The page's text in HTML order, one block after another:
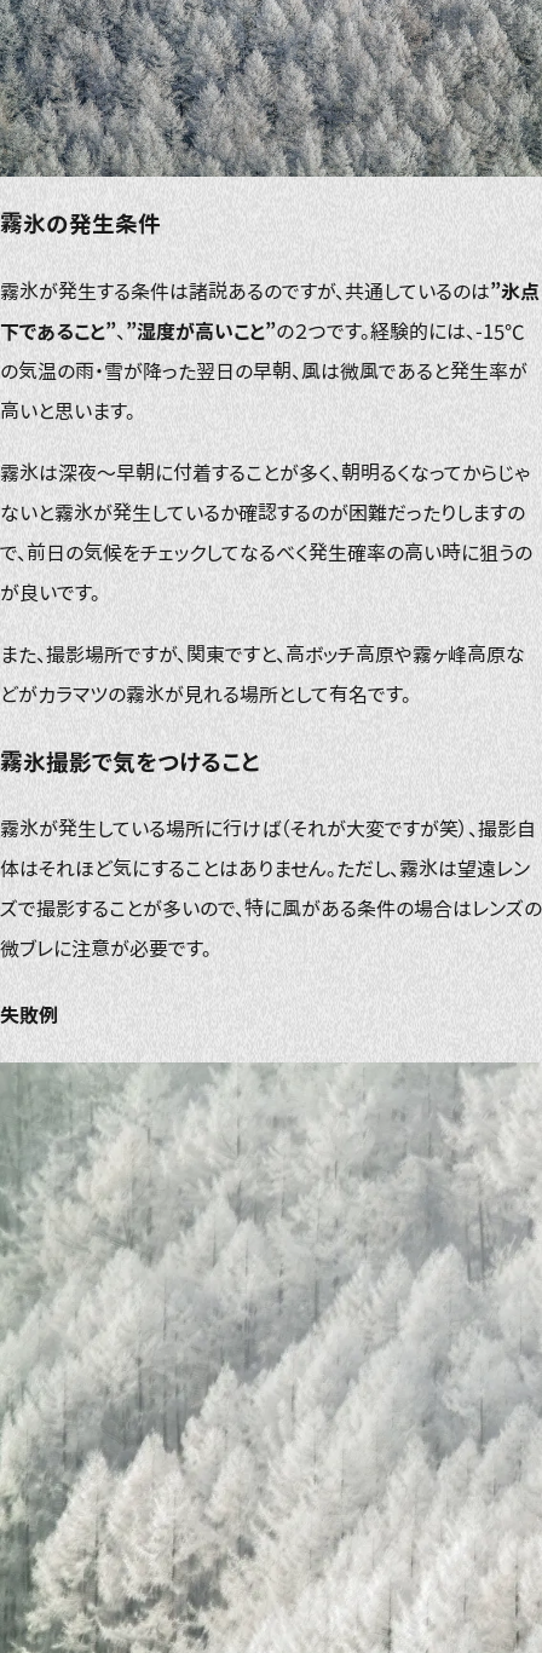
霧氷の発生条件
霧氷が発生する条件は諸説あるのですが、共通しているのは”氷点
下であること”、 ”湿度が高いこと”の２つです。経験的には、-15℃
の気温の雨・雪が降った翌日の早朝、風は微風であると発生率が
高いと思います。
霧氷は深夜〜早朝に付着することが多く、朝明るくなってからじゃ
ないと霧氷が発生しているか確認するのが困難だったりしますの
で、前日の気候をチェックしてなるべく発生確率の高い時に狙うの
が良いです。
また、撮影場所ですが、関東ですと、高ボッチ高原や霧ヶ峰高原な
どがカラマツの霧氷が見れる場所として有名です。
霧氷撮影で気をつけること
霧氷が発生している場所に行けば（それが大変ですが笑）、撮影自
体はそれほど気にすることはありません。ただし、霧氷は望遠レン
ズで撮影することが多いので、特に風がある条件の場合はレンズの
微ブレに注意が必要です。
失敗例